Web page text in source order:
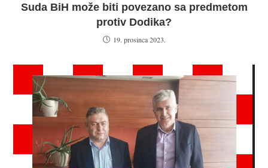
Suda BiH može biti povezano sa predmetom
protiv Dodika?
19. prosinca 2023.